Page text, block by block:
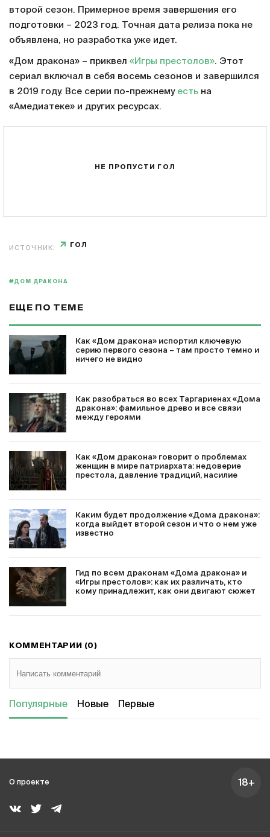
второй сезон. Примерное время завершения его
подготовки – 2023 год. Точная дата релиза пока не
объявлена, но разработка уже идет.
«Дом дракона» – приквел «Игры престолов». Этот
сериал включал в себя восемь сезонов и завершился
в 2019 году. Все серии по-прежнему есть на
«Амедиатеке» и других ресурсах.
НЕ ПРОПУСТИ ГОЛ
ИСТОЧНИК: ГОЛ
#ДОМ ДРАКОНА
ЕЩЕ ПО ТЕМЕ
Как «Дом дракона» испортил ключевую
серию первого сезона – там просто темно и
ничего не видно
Как разобраться во всех Таргариенах «Дома
дракона»: фамильное древо и все связи
между героями
Как «Дом дракона» говорит о проблемах
женщин в мире патриархата: недоверие
престола, давление традиций, насилие
Каким будет продолжение «Дома дракона»:
когда выйдет второй сезон и что о нем уже
известно
Гид по всем драконам «Дома дракона» и
«Игры престолов»: как их различать, кто
кому принадлежит, как они двигают сюжет
КОММЕНТАРИИ (0)
Популярные Новые Первые
О проекте 18+